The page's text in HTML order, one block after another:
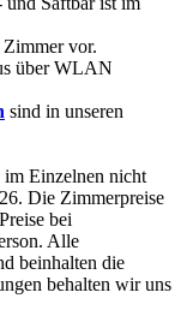
vor.
über WLAN
sind in unseren
im Einzelnen nicht
Die Zimmerpreise
bei
Alle
beinhalten die
behalten wir uns